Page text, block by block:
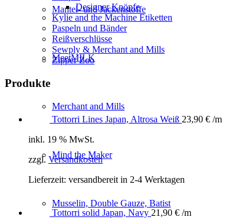
Mantel- und Jackenstoffe
MeetMILK
Merchant and Mills
Mind the Maker
Musselin, Double Gauze, Batist
Designer Knöpfe
Kylie and the Machine Etiketten
Paspeln und Bänder
Reißverschlüsse
Sewply & Merchant and Mills
Zipper Zoo
Produkte
Tottorri Lines Japan, Altrosa Weiß 23,90 € /m
inkl. 19 % MwSt.
zzgl. Versandkosten
Lieferzeit: versandbereit in 2-4 Werktagen
Tottorri solid Japan, Navy 21,90 € /m